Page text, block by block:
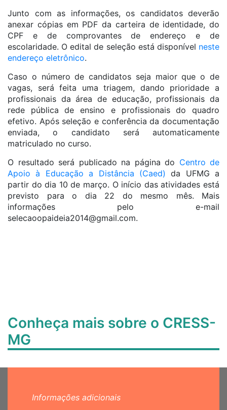
Junto com as informações, os candidatos deverão
anexar cópias em PDF da carteira de identidade, do
CPF e de comprovantes de endereço e de
escolaridade. O edital de seleção está disponível neste
endereço eletrônico.
Caso o número de candidatos seja maior que o de
vagas, será feita uma triagem, dando prioridade a
profissionais da área de educação, profissionais da
rede pública de ensino e profissionais do quadro
efetivo. Após seleção e conferência da documentação
enviada, o candidato será automaticamente
matriculado no curso.
O resultado será publicado na página do Centro de
Apoio à Educação a Distância (Caed) da UFMG a
partir do dia 10 de março. O início das atividades está
previsto para o dia 22 do mesmo mês. Mais
informações pelo e-mail
selecaoopaideia2014@gmail.com.
Conheça mais sobre o CRESS-
MG
Informações adicionais